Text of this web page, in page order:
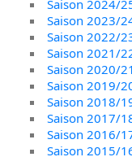
Saison 2024/
Saison 2023/
Saison 2022/
Saison 2021/
Saison 2020/21
Saison 2019/
Saison 2018/
Saison 2017/
Saison 2016/
Saison 2015/